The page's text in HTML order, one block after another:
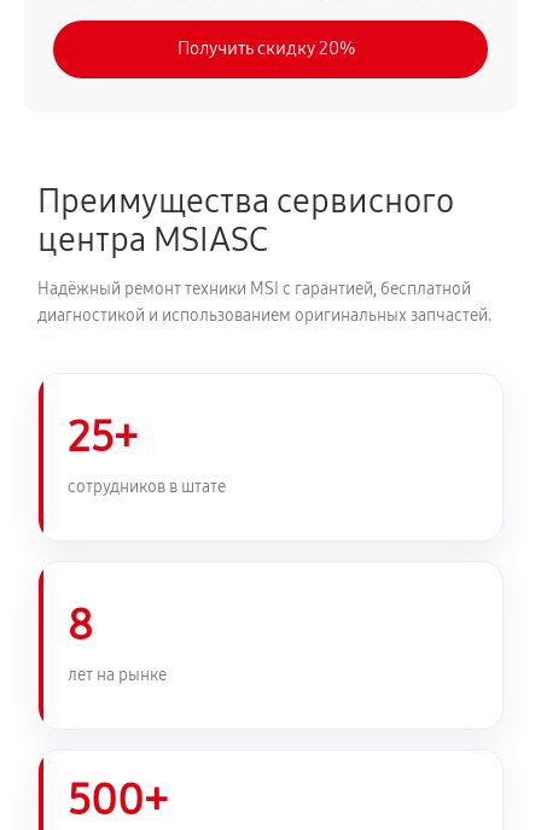
Получить скидку 20%
Преимущества сервисного
центра MSIASC
Надёжный ремонт техники MSI с гарантией, бесплатной
диагностикой и использованием оригинальных запчастей.
25+
сотрудников в штате
8
лет на рынке
500+